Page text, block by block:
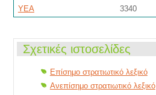
ΥΕΑ
3340
Σχετικές ιστοσελίδες
Επίσημο στρατιωτικό λεξικό
Ανεπίσημο στρατιωτικό λεξικό